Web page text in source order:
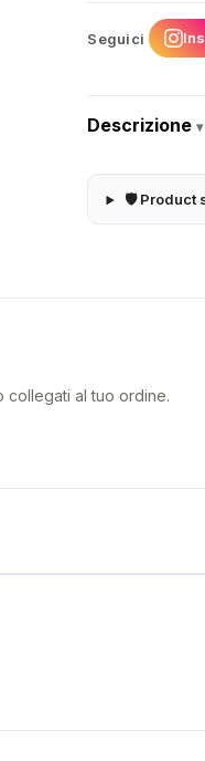
Seguici
Descrizione▾
🛡 Product
collegati al tuo ordine.